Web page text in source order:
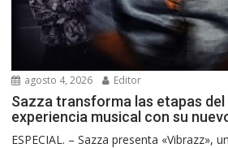
agosto 4, 2026 Editor
Sazza transforma las etapas del
experiencia musical con su
ESPECIAL. – Sazza presenta «Vibrazz»,